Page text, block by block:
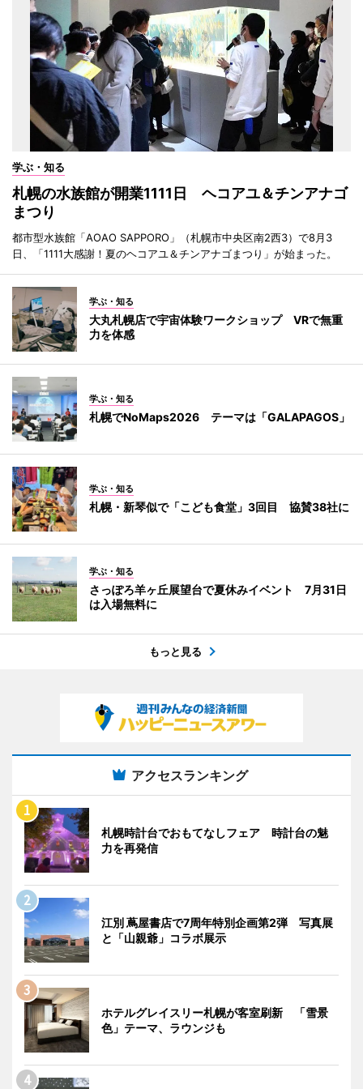
学ぶ・知る
札幌の水族館が開業1111日 ヘコアユ＆チンアナゴ
まつり
都市型水族館「AOAO SAPPORO」（札幌市中央区南2西3）で8月3
日、「1111大感謝！夏のヘコアユ＆チンアナゴまつり」が始まった。
学ぶ・知る
大丸札幌店で宇宙体験ワークショップ VRで無重
力を体感
学ぶ・知る
札幌でNoMaps2026 テーマは「GALAPAGOS」
学ぶ・知る
札幌・新琴似で「こども食堂」3回目 協賛38社に
学ぶ・知る
さっぽろ羊ヶ丘展望台で夏休みイベント 7月31日
は入場無料に
もっと見る
アクセスランキング
札幌時計台でおもてなしフェア 時計台の魅
力を再発信
江別 蔦屋書店で7周年特別企画第2弾 写真展
と「山親爺」コラボ展示
ホテルグレイスリー札幌が客室刷新 「雪景
色」テーマ、ラウンジも